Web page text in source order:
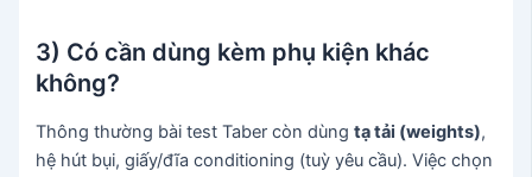
3) Có cần dùng kèm phụ kiện khác
không?
Thông thường bài test Taber còn dùngtạ tải (weights),
hệ hút bụi, giấy/đĩa conditioning (tuỳ yêu cầu). Việc chọn